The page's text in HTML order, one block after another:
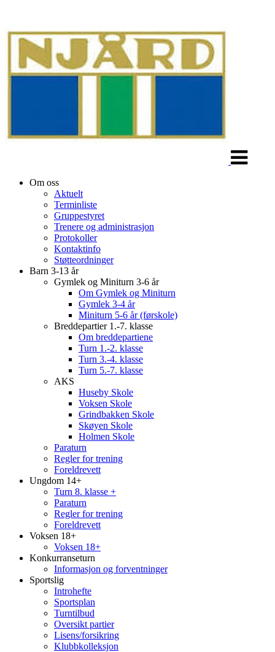
Om oss
Aktuelt
Terminliste
Gruppestyret
Trenere og administrasjon
Protokoller
Kontaktinfo
Støtteordninger
Barn 3-13 år
Gymlek og Miniturn 3-6 år
Om Gymlek og Miniturn
Gymlek 3-4 år
Miniturn 5-6 år (førskole)
Breddepartier 1.-7. klasse
Om breddepartiene
Turn 1.-2. klasse
Turn 3.-4. klasse
Turn 5.-7. klasse
AKS
Huseby Skole
Voksen Skole
Grindbakken Skole
Skøyen Skole
Holmen Skole
Paraturn
Regler for trening
Foreldrevett
Ungdom 14+
Turn 8. klasse +
Paraturn
Regler for trening
Foreldrevett
Voksen 18+
Voksen 18+
Konkurranseturn
Informasjon og forventninger
Sportslig
Introhefte
Sportsplan
Turntilbud
Oversikt partier
Lisens/forsikring
Klubbkolleksjon